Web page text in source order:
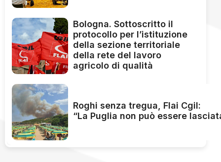
Bologna. Sottoscritto il
protocollo per l’istituzione
della sezione territoriale
della rete del lavoro
agricolo di qualità
Roghi senza tregua, Flai Cgil:
“La Puglia non può essere